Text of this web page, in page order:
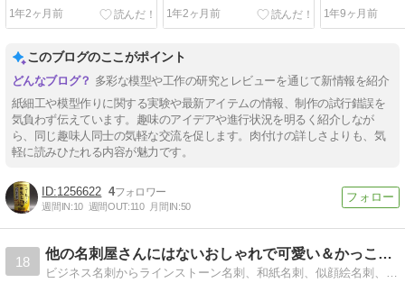
1年2ヶ月前 1年2ヶ月前
1年9ヶ月前
このブログのここがポイント
多彩な模型や工作の研究とレビューを通じて新情報を紹介
紙細工や模型作りに関する実験や最新アイテムの情報、制作の試行錯誤を
気負わず伝えています。趣味のアイデアや進行状況を明るく紹介しなが
ら、同じ趣味人同士の気軽な交流を促します。肉付けの詳しさよりも、気
軽に読みひたれる内容が魅力です。
1256622 4
週間IN:10 週間OUT:110 月間IN:50
18
他の名刺屋さんにはないおしゃれで可愛い＆かっこいい名刺を販売